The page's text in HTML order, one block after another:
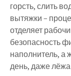
горсть, слить
вытяжки –
отделяет
безопасность
наполнитель, а
день, даже